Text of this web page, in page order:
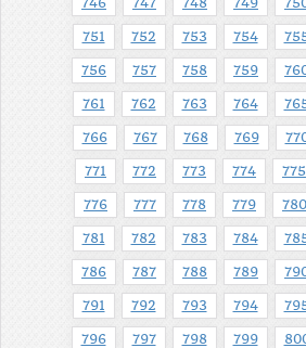
746 747 748 749
751 752 753 754
756 757 758 759
761 762 763 764
766 767 768 769
771 772 773 774 775
776 777 778 779 780
781 782 783 784
786 787 788 789
791 792 793 794
796 797 798 799